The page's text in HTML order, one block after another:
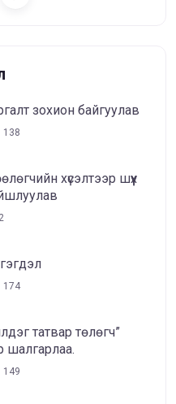
зохион байгуулав
138
хүсэлтээр шүүх
174
татвар төлөгч”
шалгарлаа.
149